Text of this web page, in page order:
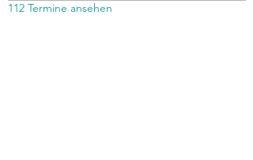
112 Termine ansehen